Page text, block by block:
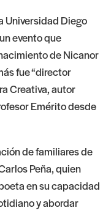
Universidad Diego
evento que
de Nicanor
fue “director
Creativa, autor
Emérito desde
de familiares de
Peña, quien
en su capacidad
y abordar